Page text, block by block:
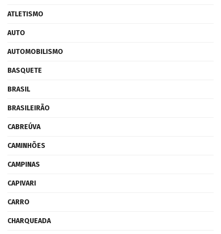
ATLETISMO
AUTO
AUTOMOBILISMO
BASQUETE
BRASIL
BRASILEIRÃO
CABREÚVA
CAMINHÕES
CAMPINAS
CAPIVARI
CARRO
CHARQUEADA